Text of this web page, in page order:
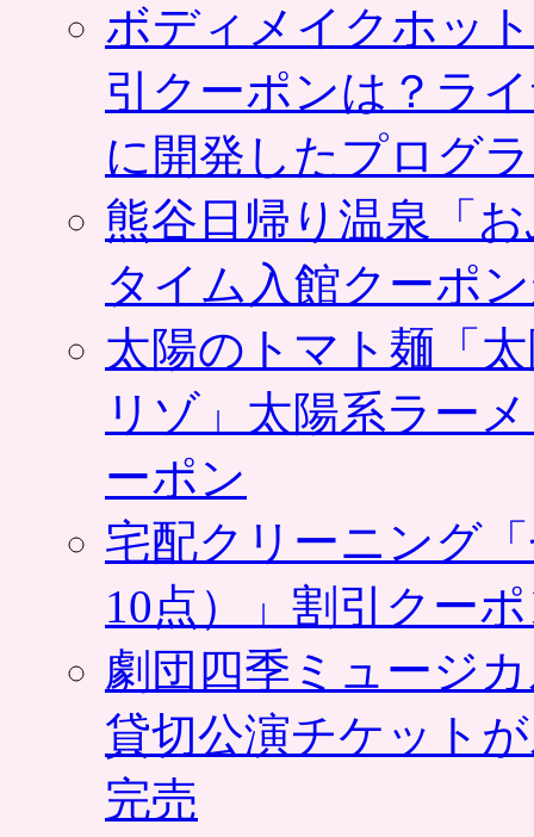
ボディメイクホッ
引クーポンは？ラ
に開発したプログ
熊谷日帰り温泉「
タイム入館クーポ
太陽のトマト麺「
リゾ」太陽系ラー
ーポン
宅配クリーニング
10点）」割引クー
劇団四季ミュージ
貸切公演チケット
完売